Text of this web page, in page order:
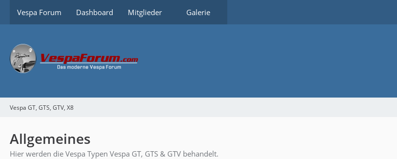
Vespa Forum Dashboard Mitglieder Galerie
Vespa GT, GTS, GTV, X8
Allgemeines
Hier werden die Vespa Typen Vespa GT, GTS & GTV behandelt.